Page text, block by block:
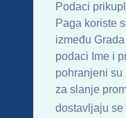
Podaci
Paga koriste
između
podaci Ime i
pohranjeni su
za slanje
dostavljaju se
Uvjeti korištenja